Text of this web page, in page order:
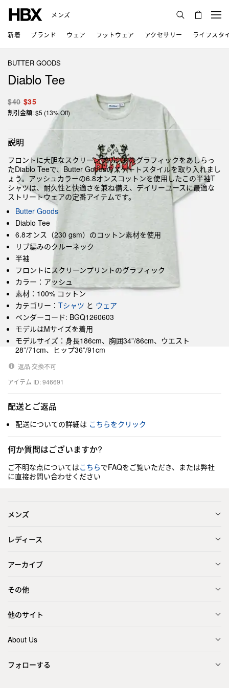
メンズ
新着 ブランド ウェア フットウェア アクセサリー ライフスタ
BUTTER GOODS
Diablo Tee
$40 $35
割引金額: $5 (13% Off)
説明
フロントに大胆なスクリーンプリントのグラフィックをあしらっ
たDiablo Teeで、Butter Goodsのスケートスタイルを取り入れまし
ょう。アッシュカラーの6.8オンスコットンを使用したこの半袖T
シャツは、耐久性と快適さを兼ね備え、デイリーユースに最適な
ストリートウェアの定番アイテムです。
Butter Goods
Diablo Tee
6.8オンス（230 gsm）のコットン素材を使用
リブ編みのクルーネック
半袖
フロントにスクリーンプリントのグラフィック
カラー：アッシュ
素材：100% コットン
カテゴリー： Tシャツ と ウェア
ベンダーコード: BGQ1260603
モデルはMサイズを着用
モデルサイズ：身長186cm、胸囲34”/86cm、ウエスト
28”/71cm、ヒップ36”/91cm
返品·交換不可
アイテム ID: 946691
配送とご返品
配送についての詳細は こちらをクリック
何か質問はございますか?
ご不明な点についてはこちらでFAQをご覧いただき、または弊社
に直接お問い合わせください
メンズ
レディース
アーカイブ
その他
他のサイト
About Us
フォローする